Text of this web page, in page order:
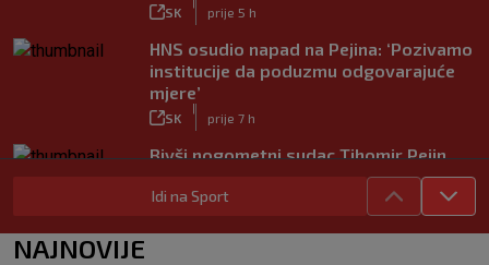
SK prije 5 h
HNS osudio napad na Pejina: ‘Pozivamo
institucije da poduzmu odgovarajuće
mjere’
SK prije 7 h
Bivši nogometni sudac Tihomir Pejin
pretučen u Osijeku, policija istražuje
brutalni napad
Idi na Sport
NAJNOVIJE